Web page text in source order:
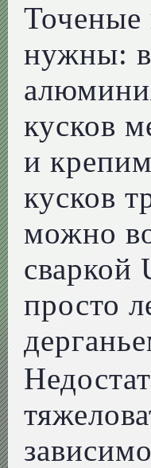
Точеные
нужны:
кусков
и
кусков
можно
сваркой
просто